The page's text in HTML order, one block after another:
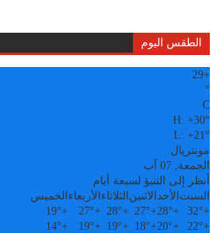
الطقس اليوم
+
29
°
C
H:+30°
L:+21°
مونتريال
الجمعة, 07 آب
أنظر إلى التنبؤ لسبعة أيام
السبت الأحدالاثنين الثلاثاء الأربعاء الخميس
+
32°
+
28°
+
27°
+
28°
+
27°
+
19°
+
22°
+
20°
+
18°
+
19°
+
19°
+
14°